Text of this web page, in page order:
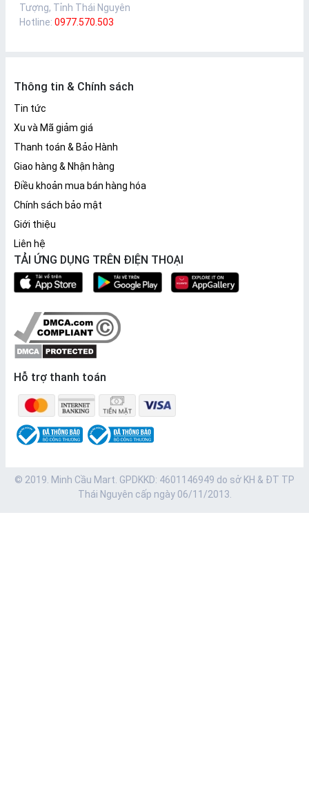
Tượng, Tỉnh Thái Nguyên
Hotline: 0977.570.503
Thông tin & Chính sách
Tin tức
Xu và Mã giảm giá
Thanh toán & Bảo Hành
Giao hàng & Nhận hàng
Điều khoản mua bán hàng hóa
Chính sách bảo mật
Giới thiệu
Liên hệ
TẢI ỨNG DỤNG TRÊN ĐIỆN THOẠI
Hỗ trợ thanh toán
© 2019. Minh Cầu Mart. GPDKKD: 4601146949 do sở KH & ĐT TP
Thái Nguyên cấp ngày 06/11/2013.